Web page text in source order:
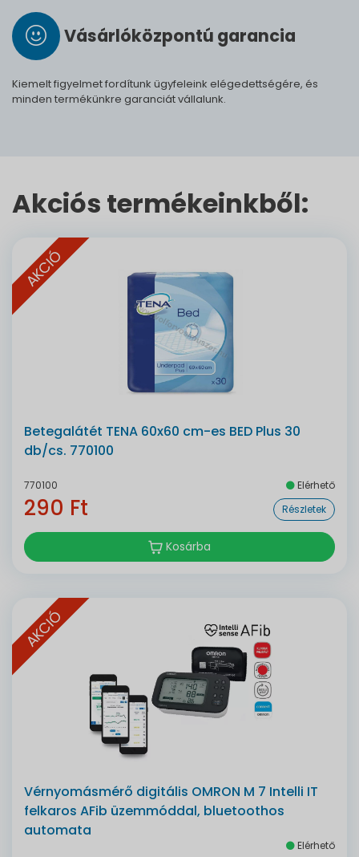
Vásárló­köz­pontú ga­ran­cia
Kiemelt figyelmet fordítunk ügyfeleink elégedettségére, és
minden termékünkre garanciát vállalunk.
Akciós termékeinkből:
AKCIÓ
Betegalátét TENA 60x60 cm-es BED Plus 30
db/cs. 770100
770100 Elérhető
290 Ft Részletek
Kosárba
AKCIÓ
Vérnyomásmérő digitális OMRON M 7 Intelli IT
felkaros AFib üzemmóddal, bluetoothos
automata
Elérhető